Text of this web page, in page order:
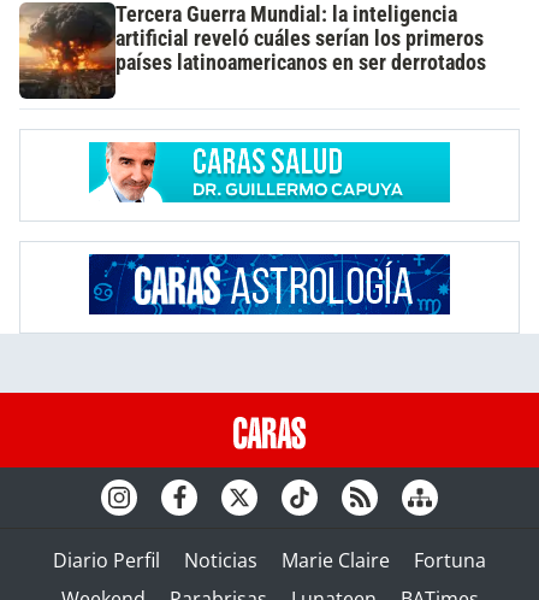
Tercera Guerra Mundial: la inteligencia
artificial reveló cuáles serían los primeros
países latinoamericanos en ser derrotados
Diario Perfil Noticias Marie Claire
Fortuna